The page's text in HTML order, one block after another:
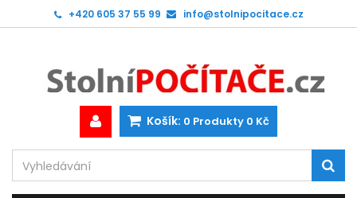
+420 605 37 55 99 info@stolnipocitace.cz
Košík: 0 Produkty 0 Kč